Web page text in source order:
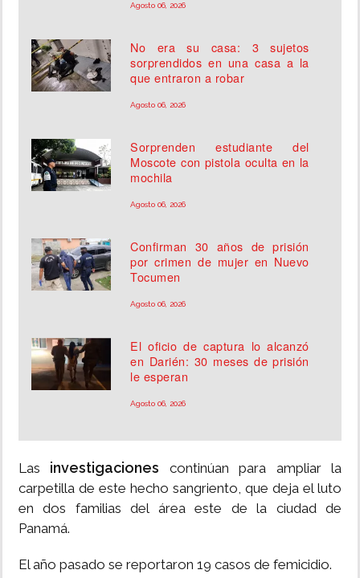
Agosto 06, 2026
No era su casa: 3 sujetos
sorprendidos en una casa a la
que entraron a robar
Agosto 06, 2026
Sorprenden estudiante del
Moscote con pistola oculta en la
mochila
Agosto 06, 2026
Confirman 30 años de prisión
por crimen de mujer en Nuevo
Tocumen
Agosto 06, 2026
El oficio de captura lo alcanzó
en Darién: 30 meses de prisión
le esperan
Agosto 06, 2026
Las investigaciones continúan para ampliar la
carpetilla de este hecho sangriento, que deja el luto
en dos familias del área este de la ciudad de
Panamá.
El año pasado se reportaron 19 casos de femicidio.